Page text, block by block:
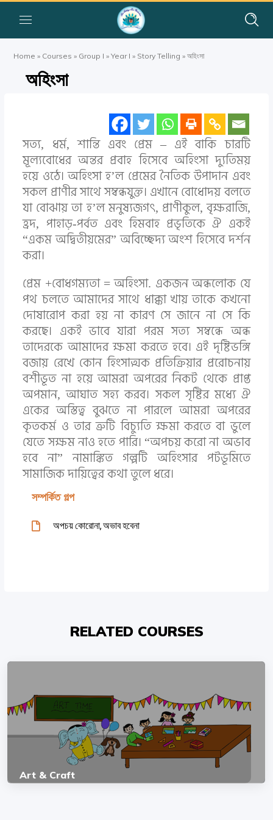
Home » Courses » Group I »Year I » Story Telling »অহিংসা
অহিংসা
সত্য, ধর্ম, শান্তি এবং প্রেম – এই বাকি চারটি
মূল্যবোধের অন্তর প্রবাহ হিসেবে অহিংসা দ্যুতিময়
হয়ে ওঠে। অহিংসা হ’ল প্রেমের নৈতিক উপাদান এবং
সকল প্রাণীর সাথে সম্বন্ধযুক্ত। এখানে বোধোদয় বলতে
যা বোঝায় তা হ’ল মনুষ্যজগৎ, প্রাণীকুল, বৃক্ষরাজি,
হ্রদ, পাহাড়-পর্বত এবং হিমবাহ প্রভৃতিকে ঐ একই
“একম অদ্বিতীয়মের” অবিচ্ছেদ্য অংশ হিসেবে দর্শন
করা।
প্রেম +বোধগম্যতা = অহিংসা. একজন অন্ধলোক যে
পথ চলতে আমাদের সাথে ধাক্কা খায় তাকে কখনো
দোষারোপ করা হয় না কারণ সে জানে না সে কি
করছে। একই ভাবে যারা পরম সত্য সম্বন্ধে অন্ধ
তাদেরকে আমাদের ক্ষমা করতে হবে। এই দৃষ্টিভঙ্গি
বজায় রেখে কোন হিংসাত্মক প্রতিক্রিয়ার প্ররোচনায়
বশীভূত না হয়ে আমরা অপরের নিকট থেকে প্রাপ্ত
অপমান, আঘাত সহ্য করব। সকল সৃষ্টির মধ্যে ঐ
একের অস্তিত্ব বুঝতে না পারলে আমরা অপরের
কৃতকর্ম ও তার ত্রুটি বিচ্যুতি ক্ষমা করতে বা ভুলে
যেতে সক্ষম নাও হতে পারি। “অপচয় করো না অভাব
হবে না” নামাঙ্কিত গল্পটি অহিংসার পটভূমিতে
সামাজিক দায়িত্বের কথা তুলে ধরে।
সম্পর্কিত গল্প
অপচয় কোরোনা, অভাব হবেনা
RELATED COURSES
Art & Craft